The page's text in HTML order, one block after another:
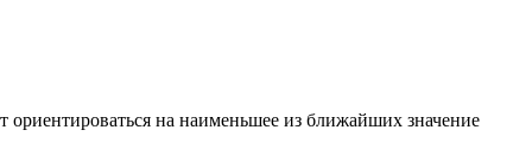
на наименьшее из ближайших значение